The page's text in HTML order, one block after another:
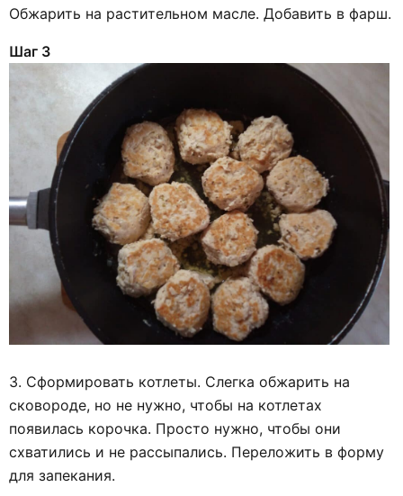
Обжарить на растительном масле. Добавить в фарш.
Шаг 3
3. Сформировать котлеты. Слегка обжарить на
сковороде, но не нужно, чтобы на котлетах
появилась корочка. Просто нужно, чтобы они
схватились и не рассыпались. Переложить в форму
для запекания.